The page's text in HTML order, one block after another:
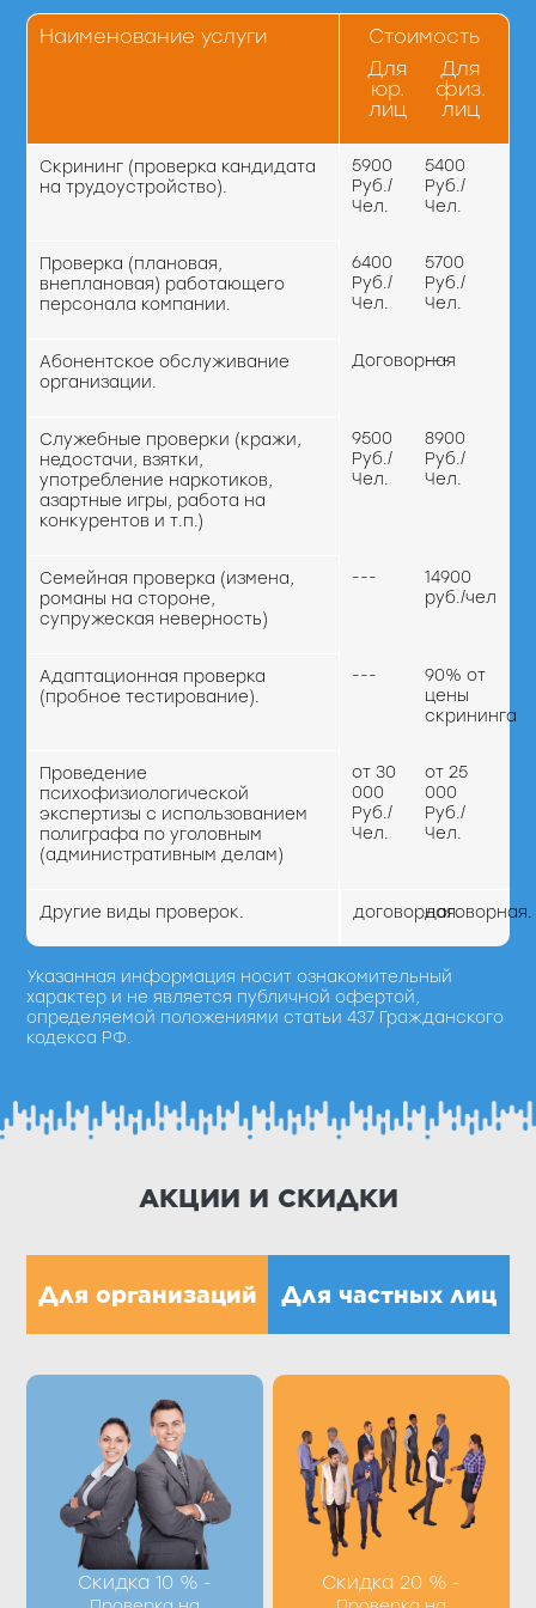
Наименование услуги
Стоимость
Для
юр.
лиц
Для
физ.
лиц
Скрининг (проверка кандидата
на трудоустройство).
5900
Руб./
Чел.
5400
Руб./
Чел.
Проверка (плановая,
внеплановая) работающего
персонала компании.
6400
Руб./
Чел.
5700
Руб./
Чел.
Абонентское обслуживание
организации.
Договорная
---
Служебные проверки (кражи,
недостачи, взятки,
употребление наркотиков,
азартные игры, работа на
конкурентов и т.п.)
9500
Руб./
Чел.
8900
Руб./
Чел.
Семейная проверка (измена,
романы на стороне,
супружеская неверность)
---
14900
руб./чел
Адаптационная проверка
(пробное тестирование).
---
90% от
цены
скрининга
Проведение
психофизиологической
экспертизы с использованием
полиграфа по уголовным
(административным делам)
от 30
000
Руб./
Чел.
от 25
000
Руб./
Чел.
Другие виды проверок. договорная.договорная.
Указанная информация носит ознакомительный
характер и не является публичной офертой,
определяемой положениями статьи 437 Гражданского
кодекса РФ.
АКЦИИ И СКИДКИ
Для организаций Для частных лиц
Скидка 10 % -
Получить скидку Вы
можете при
оформлении
процедуры по
телефону +7 (8412) 39-
98-77 или заполнив
форму на сайте
Скидка 20 % -
Получить скидку Вы
можете при
оформлении
процедуры по
телефону +7 (8412) 39-
98-77 или заполнив
форму на сайте